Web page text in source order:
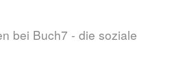
bei Buch7 - die soziale